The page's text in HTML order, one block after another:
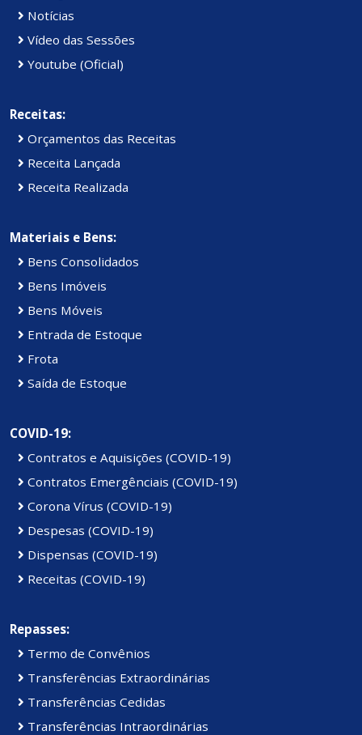
Notícias
Vídeo das Sessões
Youtube (Oficial)
Receitas:
Orçamentos das Receitas
Receita Lançada
Receita Realizada
Materiais e Bens:
Bens Consolidados
Bens Imóveis
Bens Móveis
Entrada de Estoque
Frota
Saída de Estoque
COVID-19:
Contratos e Aquisições (COVID-19)
Contratos Emergênciais (COVID-19)
Corona Vírus (COVID-19)
Despesas (COVID-19)
Dispensas (COVID-19)
Receitas (COVID-19)
Repasses:
Termo de Convênios
Transferências Extraordinárias
Transferências Cedidas
Transferências Intraordinárias